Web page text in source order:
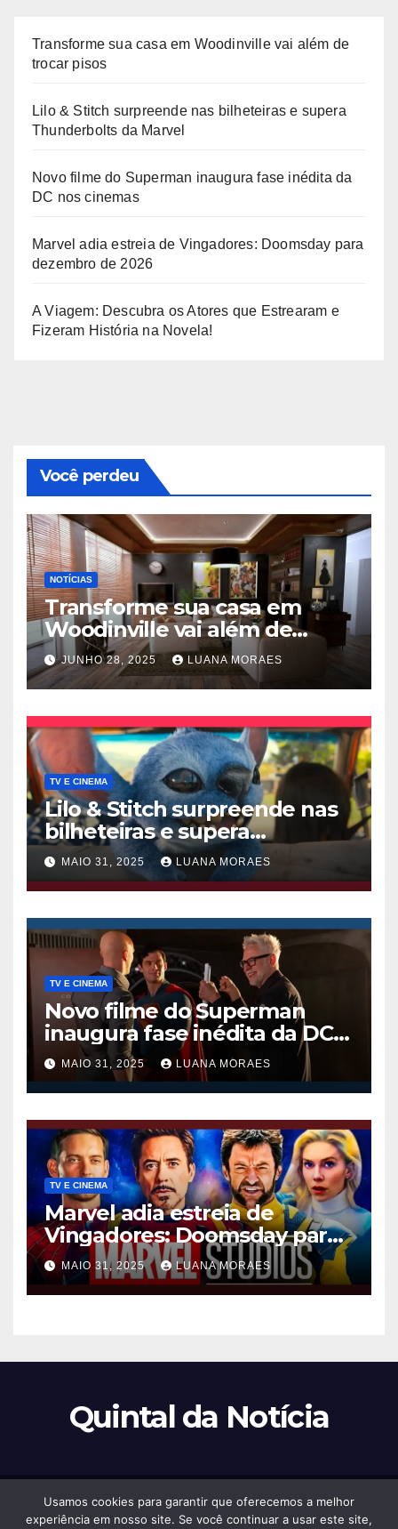
Transforme sua casa em Woodinville vai além de
trocar pisos
Lilo & Stitch surpreende nas bilheteiras e supera
Thunderbolts da Marvel
Novo filme do Superman inaugura fase inédita da
DC nos cinemas
Marvel adia estreia de Vingadores: Doomsday para
dezembro de 2026
A Viagem: Descubra os Atores que Estrearam e
Fizeram História na Novela!
Você perdeu
NOTÍCIAS
Transforme sua casa em
Woodinville vai além de
trocar pisos
JUNHO 28, 2025 LUANA MORAES
TV E CINEMA
Lilo & Stitch surpreende nas
bilheteiras e supera
Thunderbolts da Marvel
MAIO 31, 2025 LUANA MORAES
TV E CINEMA
Novo filme do Superman
inaugura fase inédita da DC
nos cinemas
MAIO 31, 2025 LUANA MORAES
TV E CINEMA
Marvel adia estreia de
Vingadores: Doomsday para
dezembro de 2026
MAIO 31, 2025 LUANA MORAES
Quintal da Notícia
Proudly powered by WordPress |Theme: Newsup by Themeansar
Usamos cookies para garantir que oferecemos a melhor
experiência em nosso site. Se você continuar a usar este site,